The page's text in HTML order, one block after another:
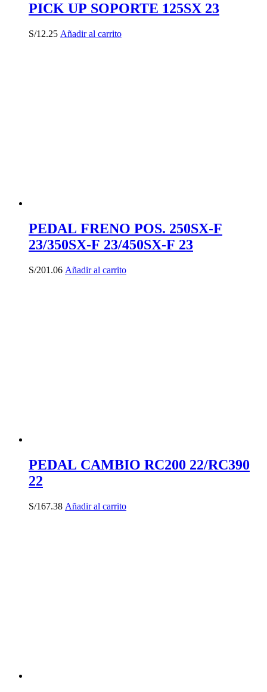
PICK UP SOPORTE 125SX 23
S/12.25 Añadir al carrito
PEDAL FRENO POS. 250SX-F
23/350SX-F 23/450SX-F 23
S/201.06 Añadir al carrito
PEDAL CAMBIO RC200 22/RC390
22
S/167.38 Añadir al carrito